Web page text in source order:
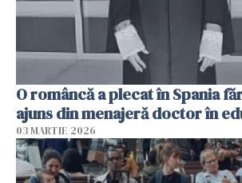
O româncă a plecat în Spania
ajuns din menajeră doctor în
03 MARTIE 2026